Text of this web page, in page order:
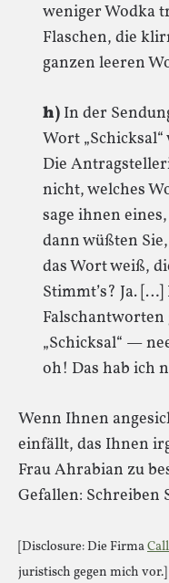
weniger Wodka
Flaschen, die
ganzen leeren
h) In der
Wort
Die
nicht, welches
sage ihnen
dann wüßten
das Wort weiß,
Stimmt’s? Ja.
„Schicksal“ —
oh! Das hab ich
Wenn Ihnen
einfällt, das Ihnen
Frau Ahrabian zu
Gefallen: Schreiben
[Disclosure: Die Firma
juristisch gegen mich vor.]